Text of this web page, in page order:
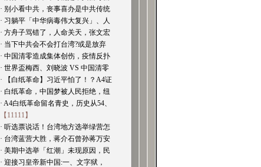
· 别小看中共，丧事喜办是中共传统
· 习躺平「中华病毒伟大复兴」、人
· 方舟子骂错了，人命关天，张文宏
· 当下中共会不会打台湾?或是放弃
· 中国清零造成集体创伤，疫情反扑
· 世界盃梅西、刘晓波 VS 中国清零
· 【白纸革命】习近平怕了！？A4证
· 白纸革命，中国梦被人民拒绝，纽
· A4白纸革命留名青史，历史从54、
【11111】
· 听选票说话！台湾地方选举绿营怎
· 台湾蓝营大胜，蒋介石曾孙蒋万安
· 美期中选举「红潮」未现原因，民
· 迎接习皇帝新中国:一、文字狱，